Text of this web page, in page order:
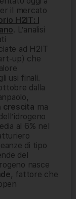
il mercato
H2IT: I
. L’analisi
ad H2IT
up) che
usi finali.
dalla
crescita ma
al 6% nel
di tipo
del
nasce
, fattore che